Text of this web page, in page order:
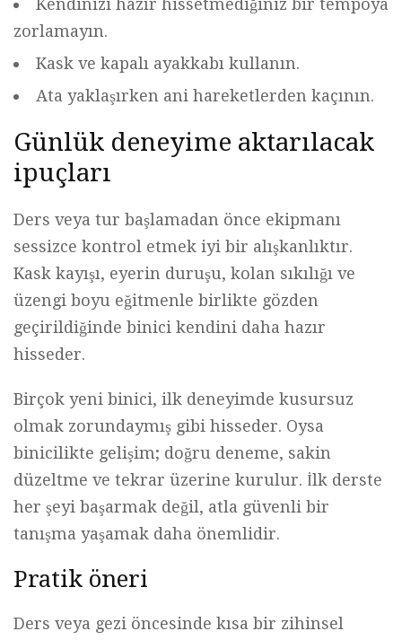
zorlamayın.
Kask ve kapalı ayakkabı kullanın.
Ata yaklaşırken ani hareketlerden kaçının.
Günlük deneyime aktarılacak
ipuçları
Ders veya tur başlamadan önce ekipmanı
sessizce kontrol etmek iyi bir alışkanlıktır.
Kask kayışı, eyerin duruşu, kolan sıkılığı ve
üzengi boyu eğitmenle birlikte gözden
geçirildiğinde binici kendini daha hazır
hisseder.
Birçok yeni binici, ilk deneyimde kusursuz
olmak zorundaymış gibi hisseder. Oysa
binicilikte gelişim; doğru deneme, sakin
düzeltme ve tekrar üzerine kurulur. İlk derste
her şeyi başarmak değil, atla güvenli bir
tanışma yaşamak daha önemlidir.
Pratik öneri
Ders veya gezi öncesinde kısa bir zihinsel